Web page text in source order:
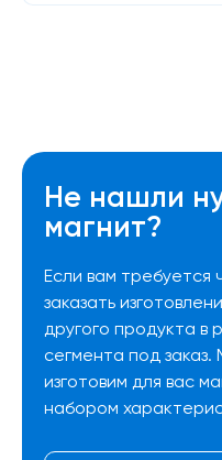
Не нашли
магнит?
Если вам
заказать
другого продукта в
сегмента под
изготовим для вас
набором